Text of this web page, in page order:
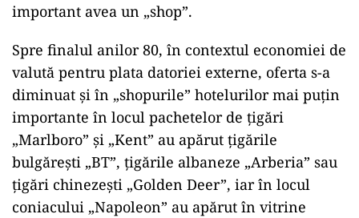
important avea un „shop”.
Spre finalul anilor 80, în contextul economiei de
valută pentru plata datoriei externe, oferta s-a
diminuat și în „shopurile” hotelurilor mai puțin
importante în locul pachetelor de țigări
„Marlboro” și „Kent” au apărut țigările
bulgărești „BT”, țigările albaneze „Arberia” sau
țigări chinezești „Golden Deer”, iar în locul
coniacului „Napoleon” au apărut în vitrine